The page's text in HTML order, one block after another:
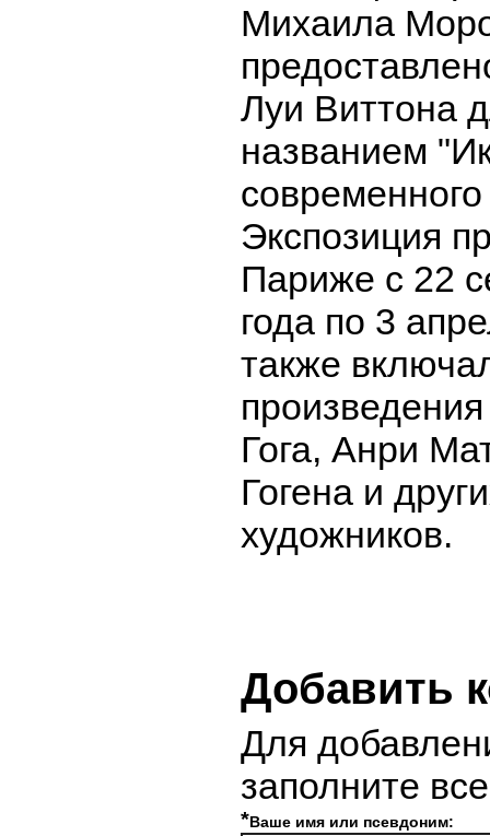
Михаила
Луи Виттона
названием
современного
Экспозиция
Париже с 22
года по 3
также
Гога, Анри
Гогена и
художников.
Добавить
Для
заполните
*Ваше имя или псевдоним: